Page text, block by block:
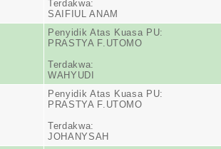
Terdakwa:
SAIFIUL ANAM
Penyidik Atas Kuasa PU:
PRASTYA F.UTOMO
Terdakwa:
WAHYUDI
Penyidik Atas Kuasa PU:
PRASTYA F.UTOMO
Terdakwa:
JOHANYSAH